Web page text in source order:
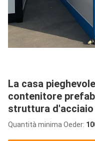
La casa
contenitore
struttura d'acciaio
Quantità minima Oeder: